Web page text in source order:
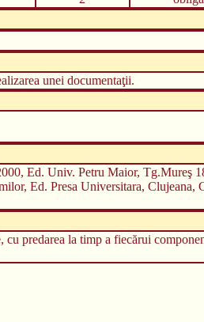
unei documentaţii.
Ed. Univ. Petru Maior, Tg.Mureş
Ed. Presa Universitara, Clujeana,
predarea la timp a fiecărui